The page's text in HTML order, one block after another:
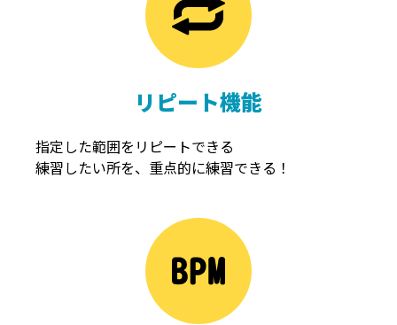
リピート機能
指定した範囲をリピートできる
練習したい所を、重点的に練習できる！